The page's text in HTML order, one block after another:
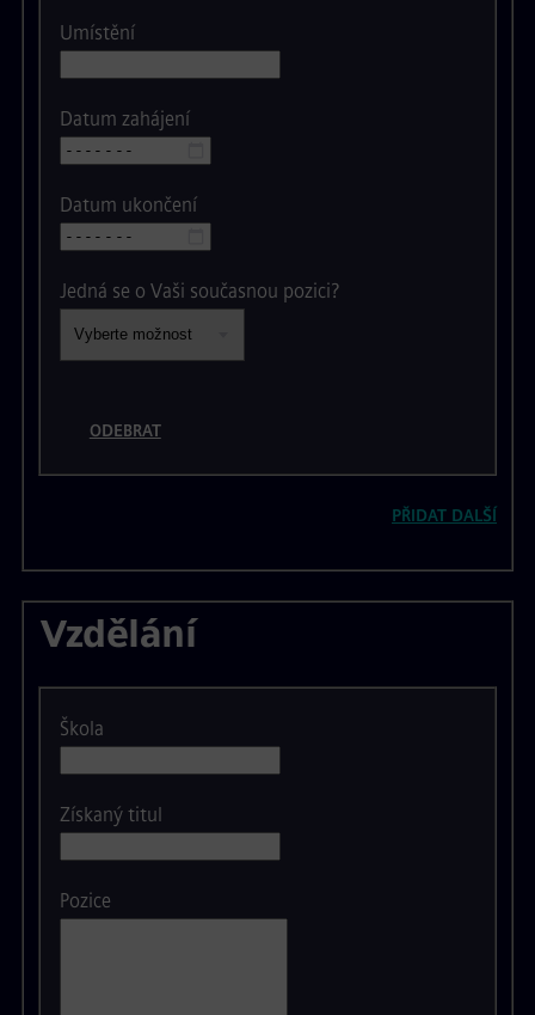
Umístění
Datum zahájení
Datum ukončení
Jedná se o Vaši současnou pozici?
ODEBRAT
PŘIDAT DALŠÍ
Vzdělání
Škola
Získaný titul
Pozice